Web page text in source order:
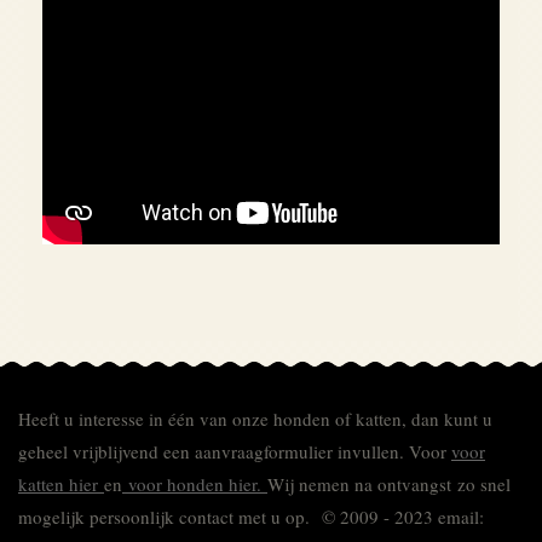
Heeft u interesse in één van onze honden of katten, dan kunt u
geheel vrijblijvend een aanvraagformulier invullen. Voor voor
katten hier en voor honden hier. Wij nemen na ontvangst zo snel
mogelijk persoonlijk contact met u op. © 2009 - 2023 email: